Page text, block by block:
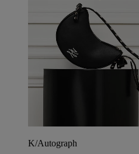
K/Autograph